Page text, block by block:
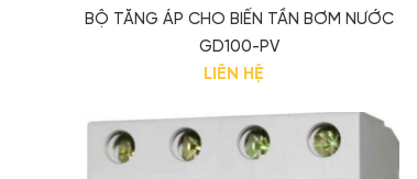
BỘ TĂNG ÁP CHO BIẾN TẦN BƠM NƯỚC
GD100-PV
LIÊN HỆ